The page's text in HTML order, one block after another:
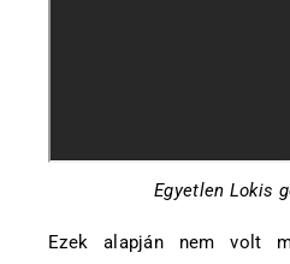
Egyetlen Lokis
Ezek alapján nem volt